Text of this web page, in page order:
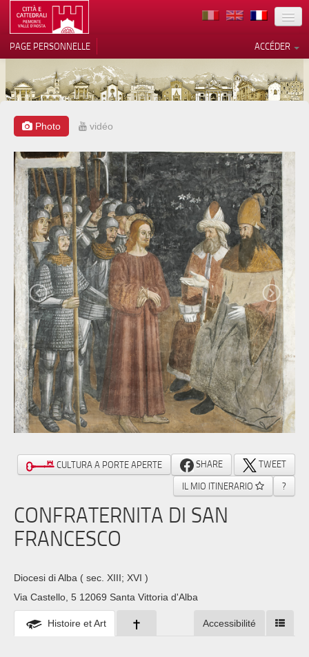
TERRITOIRE
ARCHITECTURE
MUSÉES
ITINÉRAIRES
EVÉNEMENTS
ACCUEIL
BÉNÉVOLES
CONTACTS
PRESS
ACCÉDER
PAGE PERSONNELLE
Photo vidéo
CULTURA A PORTE APERTE SHARE
TWEET
IL MIO ITINERARIO
?
CONFRATERNITA DI SAN
FRANCESCO
Diocesi di Alba ( sec. XIII; XVI )
Via Castello, 5 12069 Santa Vittoria d'Alba
Histoire et Art Accessibilité
Notification lors de la collecte
Vos choix en matière de